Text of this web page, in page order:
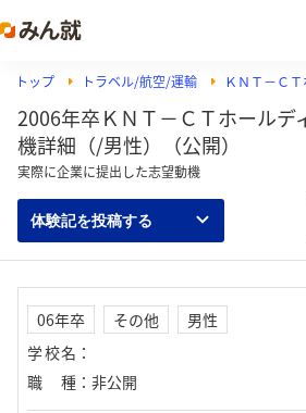
トップ トラベル/航空/運輸 ＫＮＴ－Ｃ
2006年卒ＫＮＴ－ＣＴホールデ
機詳細（/男性）（公開）
実際に企業に提出した志望動機
体験記を投稿する
06年卒 その他
男性
学校名 ：
職種 ： 非公開